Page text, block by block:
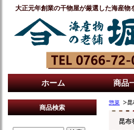
大正元年創業の干物屋が厳選した海産物
ホーム 商品
惣菜
昆
商品検索